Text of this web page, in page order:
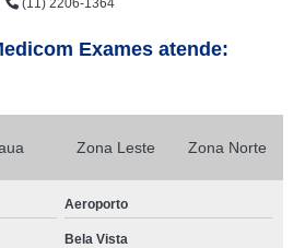
(11) 2206-1364
Exames atende:
Zona Leste Zona Norte
Aeroporto
Bela Vista